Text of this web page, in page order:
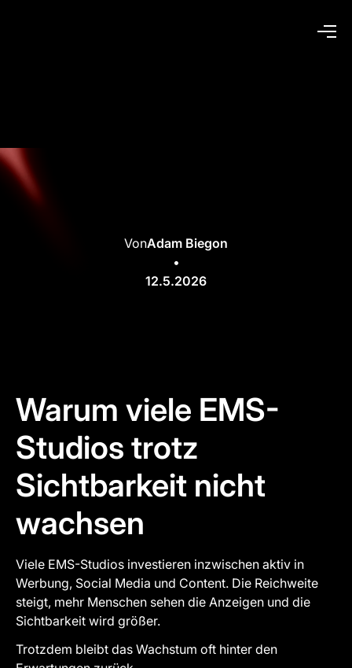
VonAdam Biegon
•
12.5.2026
Warum viele EMS-
Studios trotz
Sichtbarkeit nicht
wachsen
Viele EMS-Studios investieren inzwischen aktiv in
Werbung, Social Media und Content. Die Reichweite
steigt, mehr Menschen sehen die Anzeigen und die
Sichtbarkeit wird größer.
Trotzdem bleibt das Wachstum oft hinter den